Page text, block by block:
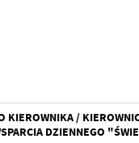
KIEROWNIKA /
DZIENNEGO